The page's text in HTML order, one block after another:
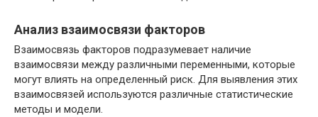
Анализ взаимосвязи факторов
Взаимосвязь факторов подразумевает наличие
взаимосвязи между различными переменными, которые
могут влиять на определенный риск. Для выявления этих
взаимосвязей используются различные статистические
методы и модели.